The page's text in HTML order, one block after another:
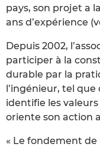
pays, son projet a
ans d’expérience
Depuis 2002,
participer à la
durable par la
l’ingénieur, tel que
identifie les
oriente son action
« Le fondement